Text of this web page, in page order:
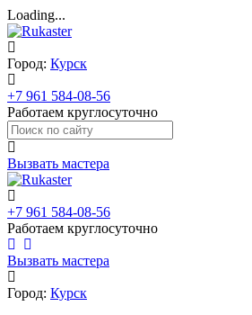
Loading...
Город: Курск
+7 961 584-08-56
Работаем круглосуточно
Вызвать мастера
+7 961 584-08-56
Работаем круглосуточно
Вызвать мастера
Город: Курск